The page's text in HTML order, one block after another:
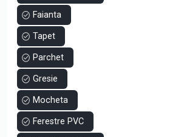
Etajul 1:
• Dormitorul Master cu baie si dresing
• Baie
•Dormitor
Pret: 199.990 Euro
Suna acum si programeaza o vizionare!
Catalin Gheorghe - Tomis Imobiliare,
zona Valu lui Traian.
Faianta
Tapet
Parchet
Gresie
Mocheta
Ferestre PVC